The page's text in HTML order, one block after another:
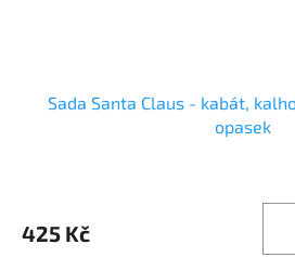
Sada Santa Claus - kabát,
opasek
425 Kč